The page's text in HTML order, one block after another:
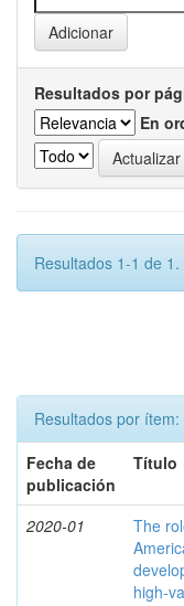
Resultados por
En
Resultados 1-1 de 1.
Resultados por ítem:
Fecha de
publicación
Título
2020-01
The
high-